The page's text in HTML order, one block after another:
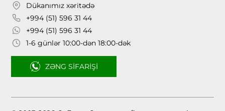
Dükanımız xəritədə
+994 (51) 596 31 44
+994 (51) 596 31 44
1-6 günlər 10:00-dən 18:00-dək
ZƏNG SIFARIŞI